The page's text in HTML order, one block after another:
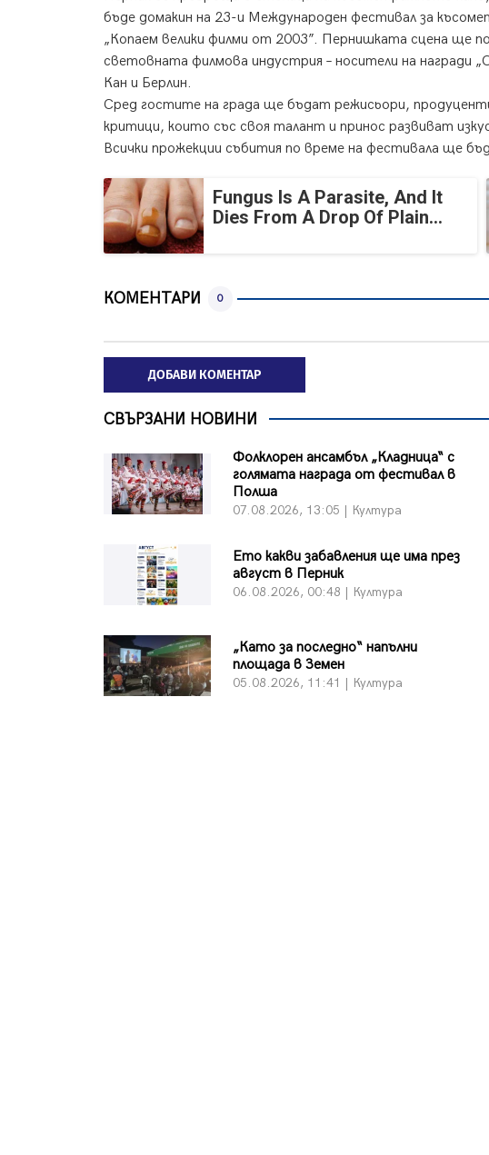
бъде домакин на 23-и Международен фестивал за
„Копаем велики филми от 2003”. Пернишката сцена ще
световната филмова индустрия – носители на награди
Кан и Берлин.
Сред гостите на града ще бъдат режисьори,
критици, които със своя талант и принос развиват
Всички прожекции събития по време на фестивала ще
Fungus Is A Parasite, And It
Dies From A Drop Of Plain...
КОМЕНТАРИ 0
ДОБАВИ КОМЕНТАР
СВЪРЗАНИ НОВИНИ
Фолклорен ансамбъл „Кладница“ с
голямата награда от фестивал в
Полша
07.08.2026, 13:05 | Култура
Ето какви забавления ще има през
август в Перник
06.08.2026, 00:48 | Култура
„Като за последно“ напълни
площада в Земен
05.08.2026, 11:41 | Култура